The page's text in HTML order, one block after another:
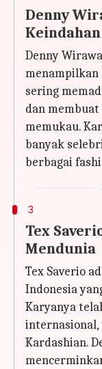
Denny
Denny
menampilkan
sering
dan membuat
memukau.
banyak
berbagai
3
Tex
Mendunia
Tex Saverio
Indonesia
Karyanya
internasional,
Kardashian.